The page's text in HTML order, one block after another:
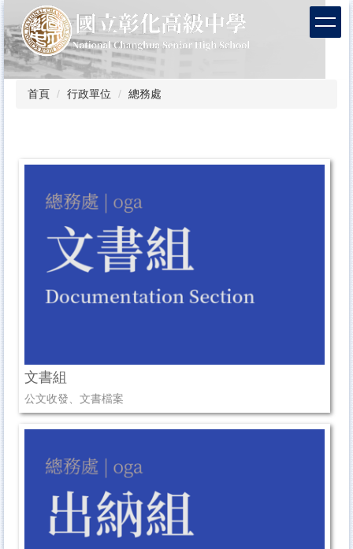
到
主
要
內
首頁 行政單位 總務處
文書組
公文收發、文書檔案